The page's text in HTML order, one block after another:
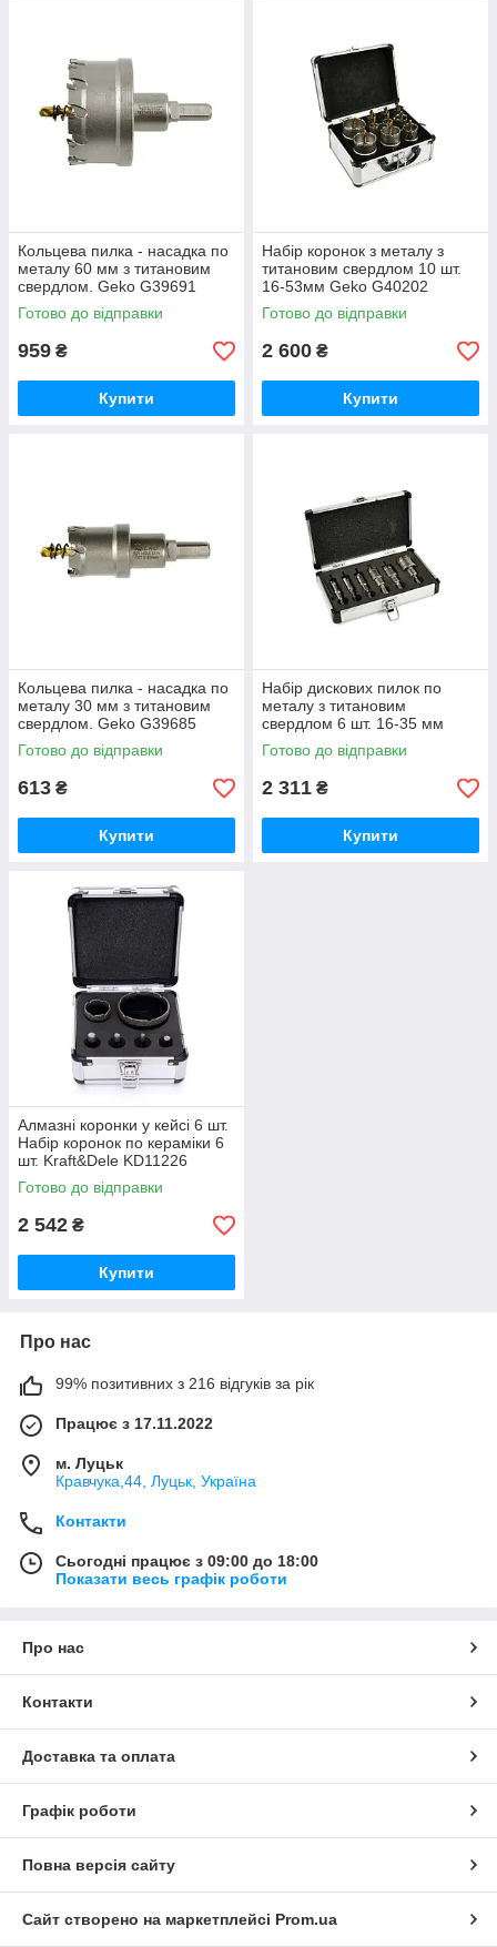
Кольцева пилка - насадка по
металу 60 мм з титановим
свердлом. Geko G39691
Готово до відправки
959 ₴
Купити
Набір коронок з металу з
титановим свердлом 10 шт.
16-53мм Geko G40202
Готово до відправки
2 600 ₴
Купити
Кольцева пилка - насадка по
металу 30 мм з титановим
свердлом. Geko G39685
Готово до відправки
613 ₴
Купити
Набір дискових пилок по
металу з титановим
свердлом 6 шт. 16-35 мм
Готово до відправки
2 311 ₴
Купити
Алмазні коронки у кейсі 6 шт.
Набір коронок по кераміки 6
шт. Kraft&Dele KD11226
Готово до відправки
2 542 ₴
Купити
Про нас
99% позитивних з 216 відгуків за рік
Працює з 17.11.2022
м. Луцьк
Кравчука,44, Луцьк, Україна
Контакти
Сьогодні працює з 09:00 до 18:00
Показати весь графік роботи
Про нас
Контакти
Доставка та оплата
Графік роботи
Повна версія сайту
Сайт створено на маркетплейсі Prom.ua